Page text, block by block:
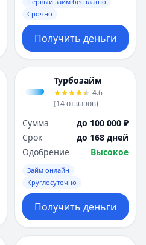
Срочно
Получить деньги
Турбозайм
4.6
(14отзывов)
Сумма
до 100 000 ₽
Срок
до 168 дней
Одобрение
Высокое
Займ онлайн
Круглосуточно
Получить деньги